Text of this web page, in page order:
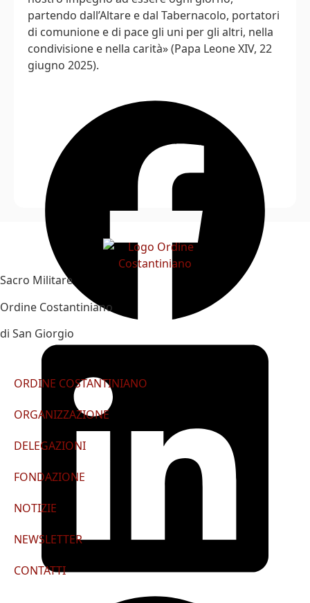
partendo dall’Altare e dal Tabernacolo, portatori
di comunione e di pace gli uni per gli altri, nella
condivisione e nella carità» (Papa Leone XIV, 22
giugno 2025).
Sacro Militare
Ordine Costantiniano
di San Giorgio
ORDINE COSTANTINIANO
ORGANIZZAZIONE
DELEGAZIONI
FONDAZIONE
NOTIZIE
NEWSLETTER
CONTATTI